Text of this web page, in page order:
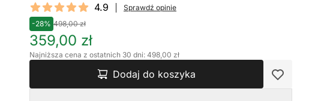
Reviews
4.9 out of 5 stars 4.9
Sprawdź opinie
-28% 498,00 zł
359,00 zł
Najniższa cena z ostatnich 30 dni: 498,00 zł
Dodaj do koszyka